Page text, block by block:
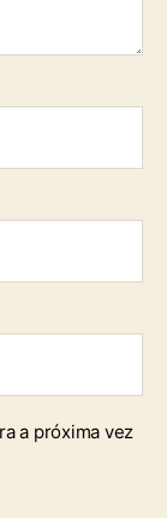
a próxima vez